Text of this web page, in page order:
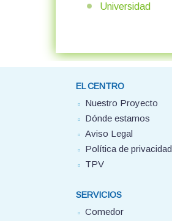
Universidad
EL CENTRO
Nuestro Proyecto
Dónde estamos
Aviso Legal
Política de privacidad
TPV
SERVICIOS
Comedor